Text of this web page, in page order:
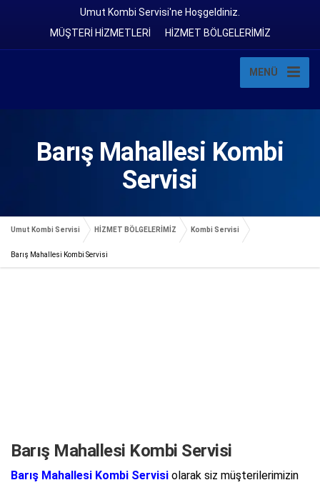
Umut Kombi Servisi'ne Hoşgeldiniz.
MÜŞTERİ HİZMETLERİ
HİZMET BÖLGELERİMİZ
MENÜ
Barış Mahallesi Kombi
Servisi
Umut Kombi Servisi HİZMET BÖLGELERİMİZ Kombi Servisi
Barış Mahallesi Kombi Servisi
Barış Mahallesi Kombi Servisi
Barış Mahallesi Kombi Servisi olarak siz müşterilerimizin